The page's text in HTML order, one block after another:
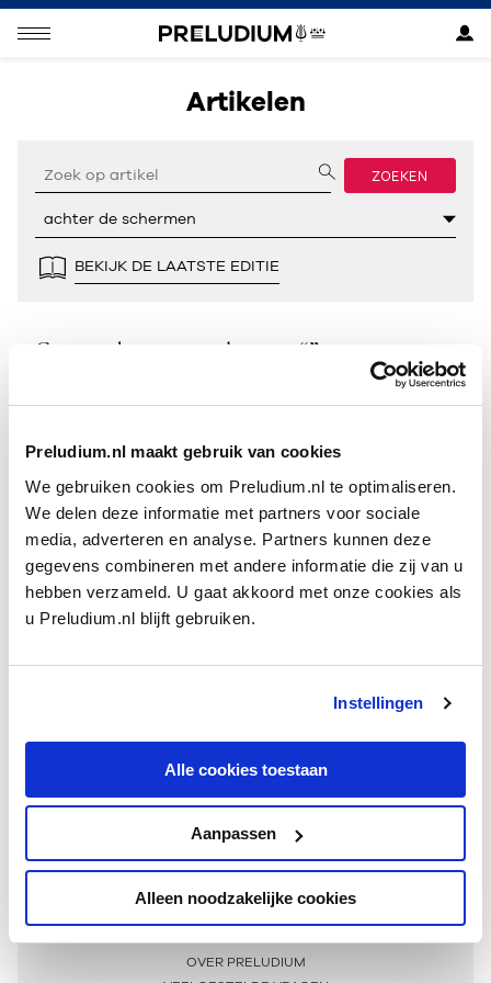
Preludium.nl maakt gebruik van cookies
We gebruiken cookies om Preludium.nl te optimaliseren.
We delen deze informatie met partners voor sociale
media, adverteren en analyse. Partners kunnen deze
gegevens combineren met andere informatie die zij van u
hebben verzameld. U gaat akkoord met onze cookies als
u Preludium.nl blijft gebruiken.
Instellingen
Alle cookies toestaan
Aanpassen
Alleen noodzakelijke cookies
Artikelen
ZOEKEN
BEKIJK DE LAATSTE EDITIE
Geen resultaten gevonden voor “”.
Meer informatie
OVER PRELUDIUM